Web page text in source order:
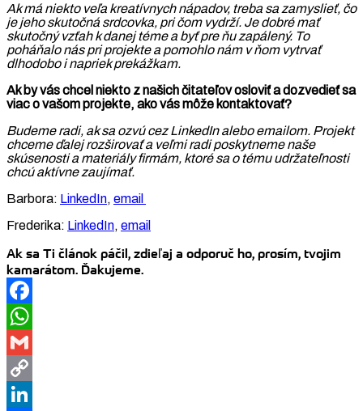
Ak má niekto veľa kreatívnych nápadov, treba sa zamyslieť, čo
je jeho skutočná srdcovka, pri čom vydrží. Je dobré mať
skutočný vzťah k danej téme a byť pre ňu zapálený. To
poháňalo nás pri projekte a pomohlo nám v ňom vytrvať
dlhodobo i napriek prekážkam.
Ak by vás chcel niekto z našich čitateľov osloviť a dozvedieť sa
viac o vašom projekte, ako vás môže kontaktovať?
Budeme radi, ak sa ozvú cez LinkedIn alebo emailom. Projekt
chceme ďalej rozširovať a veľmi radi poskytneme naše
skúsenosti a materiály firmám, ktoré sa o tému udržateľnosti
chcú aktívne zaujímať.
Barbora: LinkedIn, email
Frederika: LinkedIn, email
Ak sa Ti článok páčil, zdieľaj a odporuč ho, prosím, tvojim
kamarátom. Ďakujeme.
Facebook
WhatsApp
Gmail
Copy